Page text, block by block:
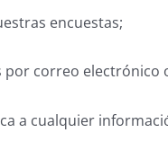
encuestas;
correo electrónico
a cualquier